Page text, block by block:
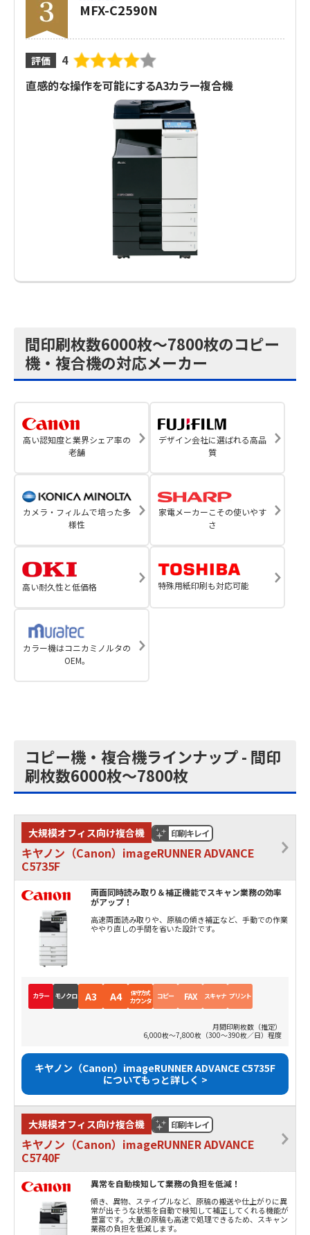
MFX-C2590N
評価
4
直感的な操作を可能にするA3カラー複合機
間印刷枚数6000枚～7800枚のコピー
機・複合機の対応メーカー
高い認知度と業界シェア率の
老舗
デザイン会社に選ばれる高品
質
カメラ・フィルムで培った多
様性
家電メーカーこその使いやす
さ
高い耐久性と低価格 特殊用紙印刷も対応可能
カラー機はコニカミノルタの
OEM。
コピー機・複合機ラインナップ - 間印
刷枚数6000枚～7800枚
大規模オフィス向け複合機 印刷キレイ
キヤノン（Canon）imageRUNNER ADVANCE
C5735F
両面同時読み取り＆補正機能でスキャン業務の効率
がアップ！
高速両面読み取りや、原稿の傾き補正など、手動での作業
ややり直しの手間を省いた設計です。
カラー モノクロ A3 A4 保守方式
カウンタ コピー FAX スキャナ プリント
月間印刷枚数（推定）
6,000枚～7,800枚（300～390枚／日）程度
キヤノン（Canon）imageRUNNER ADVANCE C5735F
についてもっと詳しく >
大規模オフィス向け複合機 印刷キレイ
キヤノン（Canon）imageRUNNER ADVANCE
C5740F
異常を自動検知して業務の負担を低減！
傾き、異物、ステイプルなど、原稿の搬送や仕上がりに異
常が出そうな状態を自動で検知して補正してくれる機能が
豊富です。大量の原稿も高速で処理できるため、スキャン
業務の負担を低減します。